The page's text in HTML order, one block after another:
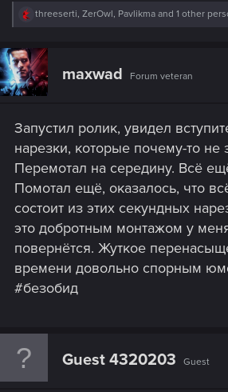
R
c
t
i
o
:
threeserti, ZerOwl, Pavlikma and 1 other
maxwad Forum veteran
Запустил ролик, увидел
нарезки, которые почему-то не
Перемотал на середину. Всё
Помотал ещё, оказалось, что
состоит из этих секундных
это добротным монтажом у
повернётся. Жуткое
времени довольно спорным
#безобид
Guest 4320203 Guest